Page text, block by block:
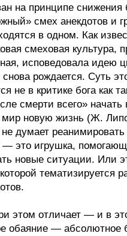
на принципе снижения
смех анекдотов и
в одном. Как
смеховая культура,
исповедовала идею
рождается. Суть
не в критике бога как
смерти всего» начать
мир новую жизнь (Ж.
думает реанимировать
— это игрушка,
новые ситуации. Или
тематизируется
этом отличает — и в
обаяние — абсолютное